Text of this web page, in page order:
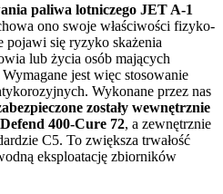
paliwa lotniczego JET A-1
ono swoje właściwości fizyko-
pojawi się ryzyko skażenia
lub życia osób mających
jest więc stosowanie
Wykonane przez nas
zostały wewnętrznie
400-Cure 72, a zewnętrznie
C5. To zwiększa trwałość
eksploatację zbiorników